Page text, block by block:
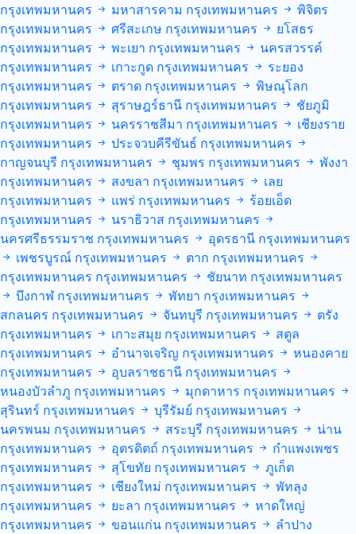
กรุงเทพมหานคร
มหาสารคาม กรุงเทพมหานคร
พิจิตร
กรุงเทพมหานคร
ศรีสะเกษ กรุงเทพมหานคร
ยโสธร
กรุงเทพมหานคร
พะเยา กรุงเทพมหานคร
นครสวรรค์
กรุงเทพมหานคร
เกาะกูด กรุงเทพมหานคร
ระยอง
กรุงเทพมหานคร
ตราด กรุงเทพมหานคร
พิษณุโลก
กรุงเทพมหานคร
สุราษฎร์ธานี กรุงเทพมหานคร
ชัยภูมิ
กรุงเทพมหานคร
นครราชสีมา กรุงเทพมหานคร
เชียงราย
กรุงเทพมหานคร
ประจวบคีรีขันธ์ กรุงเทพมหานคร
กาญจนบุรี กรุงเทพมหานคร ชุมพร กรุงเทพมหานคร
พังงา
กรุงเทพมหานคร
สงขลา กรุงเทพมหานคร
เลย
กรุงเทพมหานคร
แพร่ กรุงเทพมหานคร
ร้อยเอ็ด
กรุงเทพมหานคร
นราธิวาส กรุงเทพมหานคร
นครศรีธรรมราช กรุงเทพมหานคร อุดรธานี กรุงเทพมหานคร
เพชรบูรณ์ กรุงเทพมหานคร ตาก กรุงเทพมหานคร
กรุงเทพมหานคร กรุงเทพมหานคร ชัยนาท กรุงเทพมหานคร
บึงกาฬ กรุงเทพมหานคร พัทยา กรุงเทพมหานคร
สกลนคร กรุงเทพมหานคร จันทบุรี กรุงเทพมหานคร
ตรัง
กรุงเทพมหานคร
เกาะสมุย กรุงเทพมหานคร
สตูล
กรุงเทพมหานคร
อำนาจเจริญ กรุงเทพมหานคร
หนองคาย
กรุงเทพมหานคร
อุบลราชธานี กรุงเทพมหานคร
หนองบัวลำภู กรุงเทพมหานคร มุกดาหาร กรุงเทพมหานคร
สุรินทร์ กรุงเทพมหานคร บุรีรัมย์ กรุงเทพมหานคร
นครพนม กรุงเทพมหานคร สระบุรี กรุงเทพมหานคร
น่าน
กรุงเทพมหานคร
อุตรดิตถ์ กรุงเทพมหานคร
กำแพงเพชร
กรุงเทพมหานคร
สุโขทัย กรุงเทพมหานคร
ภูเก็ต
กรุงเทพมหานคร
เชียงใหม่ กรุงเทพมหานคร
พัทลุง
กรุงเทพมหานคร
ยะลา กรุงเทพมหานคร
หาดใหญ่
กรุงเทพมหานคร
ขอนแก่น กรุงเทพมหานคร
ลำปาง